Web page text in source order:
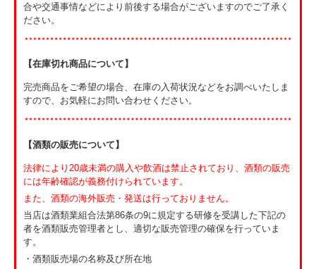
合や交通事情などにより前後する場合がございますのでご了承く
ださい。
【在庫切れ商品について】
完売商品をご希望の場合、在庫の入荷状況などをお調べいたしま
すので、お気軽にお問い合わせください。
【酒類の販売について】
法律により20歳未満の購入や飲酒は禁止されており、酒類の販売
には年齢確認が義務付けられています。
また、酒類の海外販売・発送は行っておりません。
当店は酒類業組合法第86条の9に規定する研修を受講した下記の
者を酒類販売管理者とし、適切な販売管理の確保を行っていま
す。
・酒類販売場の名称及び所在地